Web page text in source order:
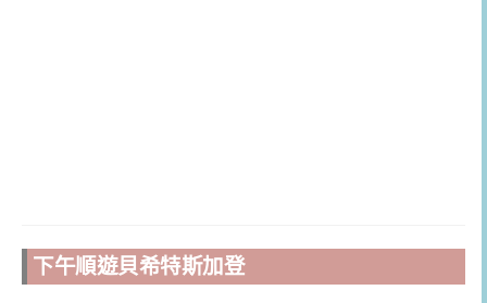
下午順遊貝希特斯加登